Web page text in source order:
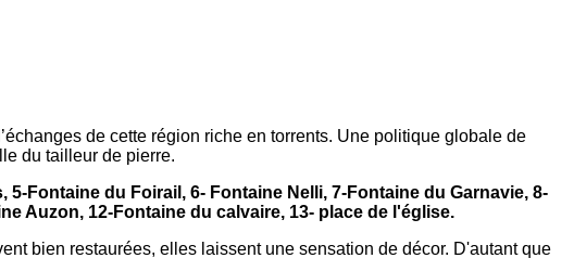
de cette région riche en torrents. Une politique globale de
du tailleur de pierre.
Fontaine du Foirail, 6- Fontaine Nelli, 7-Fontaine du Garnavie, 8-
Auzon, 12-Fontaine du calvaire, 13- place de l'église.
bien restaurées, elles laissent une sensation de décor. D'autant que